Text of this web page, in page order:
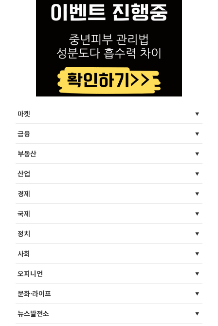
마켓
금융
부동산
산업
경제
국제
정치
사회
오피니언
문화·라이프
뉴스발전소